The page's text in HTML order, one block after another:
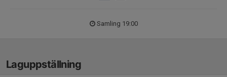
Samling 19:00
Laguppställning